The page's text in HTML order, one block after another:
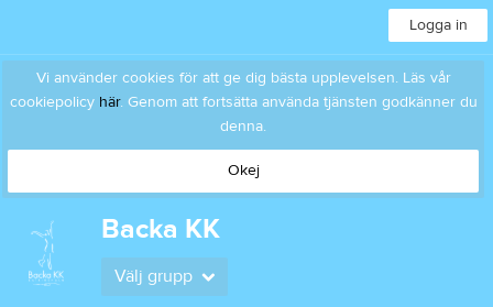
Logga in
Vi använder cookies för att ge dig bästa upplevelsen. Läs vår
cookiepolicy här. Genom att fortsätta använda tjänsten godkänner du
denna.
Okej
Backa KK
Välj grupp